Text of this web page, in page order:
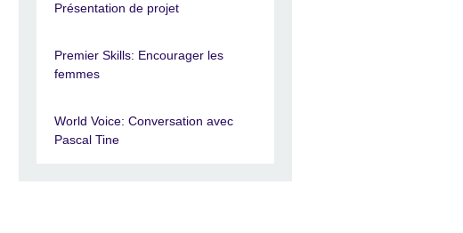
Présentation de projet
Premier Skills: Encourager les
femmes
World Voice: Conversation avec
Pascal Tine